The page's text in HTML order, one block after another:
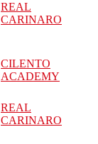
REAL
CARINARO
CILENTO
ACADEMY
REAL
CARINARO